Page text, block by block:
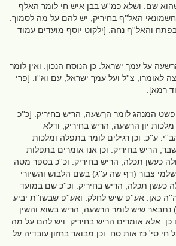
שם. ושלא כמ''ש בבן איש חי לומר האלף
חשמונאי האל''ף בחיריק, יש להם על מה לסמוך.
בפתח והאל''ף נחה. [ילקוט יוסף מועדים עמוד
על עמך ישראל. כן הנוסח הנכון. ואין לומר
לאומרו, צ''ל ועל עמך ישראל, עם וא''ו. [פרי
רמא].
פשט המנהג לומר הרִשעה, הריש בחיריק. [כ''כ
יון הרשעה, הריש בחיריק, ודלא
ע''כ. וכן רגילים לומר בתפלה ומלכות
הריש בחיריק. וכן אנו אומרים בתפלות
כעשן תכלה, הריש בחיריק. וכ''כ בספר מטה
צבור (דף שה ע''ג) בשם הלבוש והשיורי
כעשן תכלה, הריש בחיריק. וכ''כ שם במועד
כאן. אע''פ שיש לחלק. ואע''פ שבשו''ת יביע
נתבאר שיש לומר הרשעה, הריש בשוא והשין
כן. אלא אומרים הריש בחיריק. ויש להם על מה
חי סי' כז אות סח. וכן מבואר בחזון עובדיה על